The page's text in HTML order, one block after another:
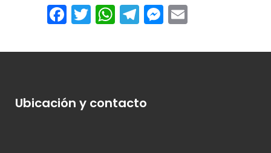
Facebook
Twitter
WhatsApp
Telegram
Messenger
Ubicación y contacto